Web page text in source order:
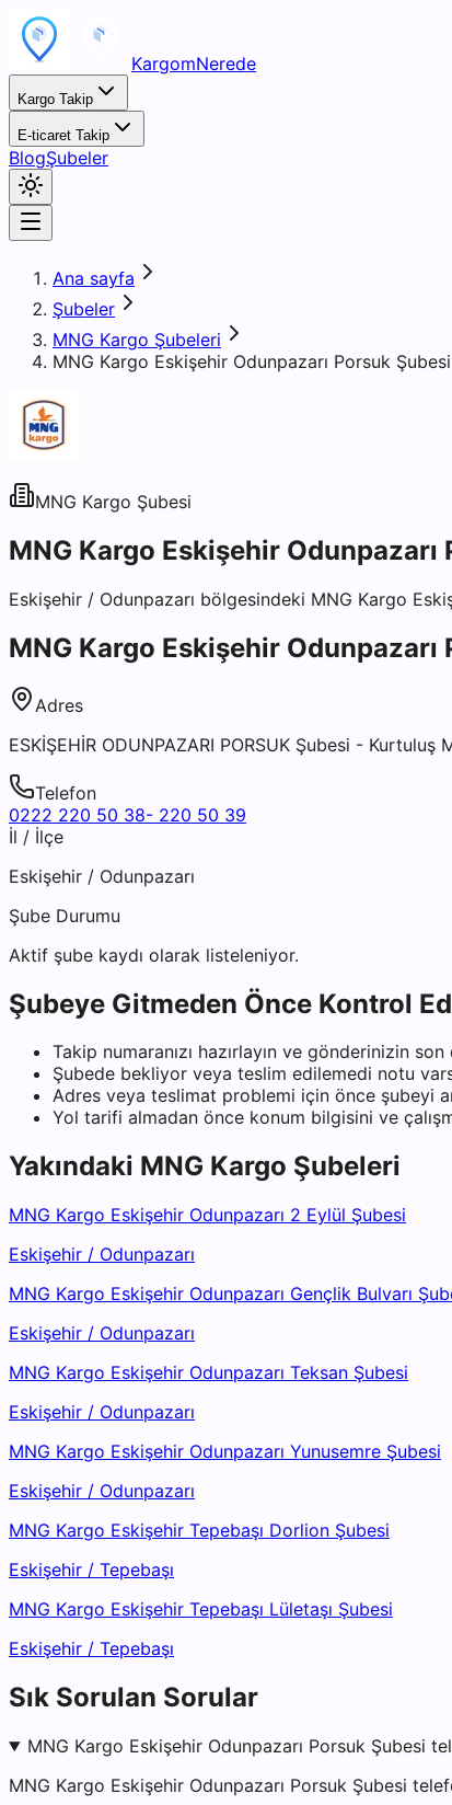
KargomNerede
Kargo Takip
E-ticaret Takip
BlogŞubeler
Ana sayfa
Şubeler
MNG Kargo Şubeleri
MNG Kargo Eskişehir Odunpazarı Porsuk Şubesi
MNG Kargo Şubesi
MNG Kargo Eskişehir Odunpazarı
Eskişehir / Odunpazarı bölgesindeki MNG Kargo
MNG Kargo Eskişehir Odunpazarı
Adres
ESKİŞEHİR ODUNPAZARI PORSUK Şubesi -
Telefon
0222 220 50 38- 220 50 39
İl / İlçe
Eskişehir / Odunpazarı
Şube Durumu
Aktif şube kaydı olarak listeleniyor.
Şubeye Gitmeden Önce Kontrol
Takip numaranızı hazırlayın ve gönderinizin
Şubede bekliyor veya teslim edilemedi notu
Adres veya teslimat problemi için önce şubeyi
Yol tarifi almadan önce konum bilgisini ve
Yakındaki MNG Kargo Şubeleri
MNG Kargo Eskişehir Odunpazarı 2 Eylül Şubesi
Eskişehir / Odunpazarı
MNG Kargo Eskişehir Odunpazarı Gençlik Bulvarı
Eskişehir / Odunpazarı
MNG Kargo Eskişehir Odunpazarı Teksan Şubesi
Eskişehir / Odunpazarı
MNG Kargo Eskişehir Odunpazarı Yunusemre Şubesi
Eskişehir / Odunpazarı
MNG Kargo Eskişehir Tepebaşı Dorlion Şubesi
Eskişehir / Tepebaşı
MNG Kargo Eskişehir Tepebaşı Lületaşı Şubesi
Eskişehir / Tepebaşı
Sık Sorulan Sorular
MNG Kargo Eskişehir Odunpazarı Porsuk Şubesi
MNG Kargo Eskişehir Odunpazarı Porsuk Şubesi